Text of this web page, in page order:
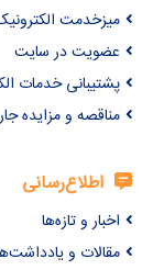
میزخدمت
عضویت در سایت
پشتیبانی خدمات
مناقصه و مزایده
اطلاع‌رسانی
اخبار و تازه‌ها
مقالات و